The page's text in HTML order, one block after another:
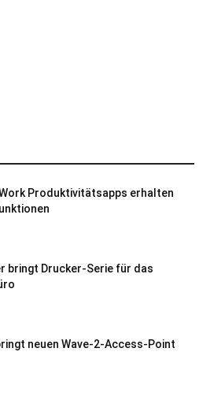
Produktivitätsapps erhalten
bringt Drucker-Serie für das
neuen Wave-2-Access-Point